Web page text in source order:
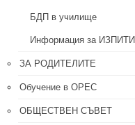
БДП в училище
Информация за ИЗПИТИ
ЗА РОДИТЕЛИТЕ
Обучение в ОРЕС
ОБЩЕСТВЕН СЪВЕТ